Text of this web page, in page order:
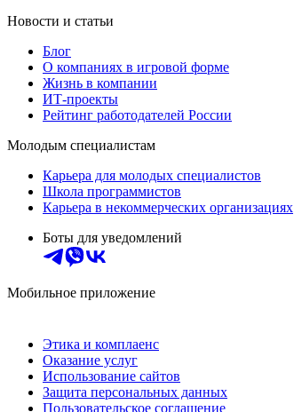
Новости и статьи
Блог
О компаниях в игровой форме
Жизнь в компании
ИТ-проекты
Рейтинг работодателей России
Молодым специалистам
Карьера для молодых специалистов
Школа программистов
Карьера в некоммерческих организациях
Боты для уведомлений
Мобильное приложение
Этика и комплаенс
Оказание услуг
Использование сайтов
Защита персональных данных
Пользовательское соглашение